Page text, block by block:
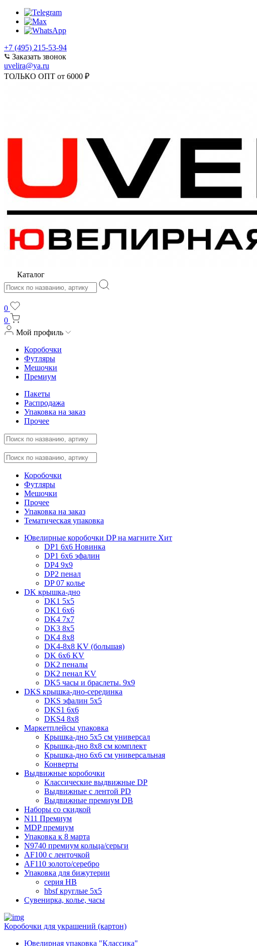
+7 (495) 215-53-94
Заказать звонок
uvelira@ya.ru
ТОЛЬКО ОПТ от 6000 ₽
Каталог
0
0
Мой профиль
Коробочки
Футляры
Мешочки
Премиум
Пакеты
Распродажа
Упаковка на заказ
Прочее
Коробочки
Футляры
Мешочки
Прочее
Упаковка на заказ
Тематическая упаковка
Ювелирные коробочки DP на магните Хит
DP1 6x6 Новинка
DP1 6x6 эфалин
DP4 9x9
DP2 пенал
DP 07 колье
DK крышка-дно
DK1 5x5
DK1 6x6
DK4 7х7
DK3 8x5
DK4 8x8
DK4-8x8 KV (большая)
DK 6х6 KV
DK2 пеналы
DK2 пенал KV
DK5 часы и браслеты. 9x9
DKS крышка-дно-серединка
DKS эфалин 5x5
DKS1 6x6
DKS4 8x8
Маркетплейсы упаковка
Крышка-дно 5x5 см универсал
Крышка-дно 8x8 см комплект
Крышка-дно 6x6 см универсальная
Конверты
Выдвижные коробочки
Классические выдвижные DP
Выдвижные с лентой PD
Выдвижные премиум DB
Наборы со скидкой
N11 Премиум
MDP премиум
Упаковка к 8 марта
N9740 премиум кольца/серьги
AF100 с ленточкой
AF110 золото/серебро
Упаковка для бижутерии
серия HB
hbsf круглые 5x5
Сувенирка, колье, часы
Коробочки для украшений (картон)
Ювелирная упаковка "Классика"